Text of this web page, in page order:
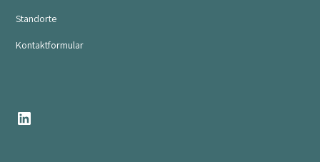
Standorte
Kontaktformular